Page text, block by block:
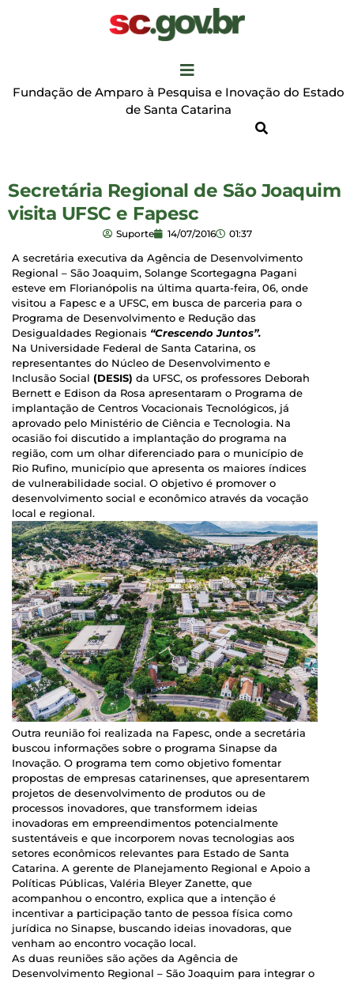
Fundação de Amparo à Pesquisa e Inovação do Estado
de Santa Catarina
Secretária Regional de São Joaquim
visita UFSC e Fapesc
Suporte 14/07/2016 01:37
A secretária executiva da Agência de Desenvolvimento
Regional – São Joaquim, Solange Scortegagna Pagani
esteve em Florianópolis na última quarta-feira, 06, onde
visitou a Fapesc e a UFSC, em busca de parceria para o
Programa de Desenvolvimento e Redução das
Desigualdades Regionais “Crescendo Juntos”.
Na Universidade Federal de Santa Catarina, os
representantes do Núcleo de Desenvolvimento e
Inclusão Social (DESIS) da UFSC, os professores Deborah
Bernett e Edison da Rosa apresentaram o Programa de
implantação de Centros Vocacionais Tecnológicos, já
aprovado pelo Ministério de Ciência e Tecnologia. Na
ocasião foi discutido a implantação do programa na
região, com um olhar diferenciado para o município de
Rio Rufino, município que apresenta os maiores índices
de vulnerabilidade social. O objetivo é promover o
desenvolvimento social e econômico através da vocação
local e regional.
Outra reunião foi realizada na Fapesc, onde a secretária
buscou informações sobre o programa Sinapse da
Inovação. O programa tem como objetivo fomentar
propostas de empresas catarinenses, que apresentarem
projetos de desenvolvimento de produtos ou de
processos inovadores, que transformem ideias
inovadoras em empreendimentos potencialmente
sustentáveis e que incorporem novas tecnologias aos
setores econômicos relevantes para Estado de Santa
Catarina. A gerente de Planejamento Regional e Apoio a
Políticas Públicas, Valéria Bleyer Zanette, que
acompanhou o encontro, explica que a intenção é
incentivar a participação tanto de pessoa física como
jurídica no Sinapse, buscando ideias inovadoras, que
venham ao encontro vocação local.
As duas reuniões são ações da Agência de
Desenvolvimento Regional – São Joaquim para integrar o